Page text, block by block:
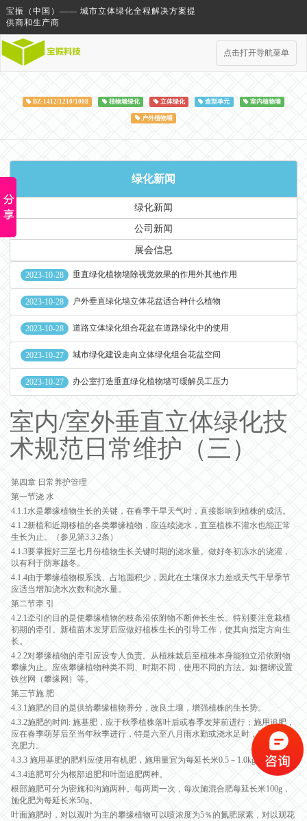
宝振（中国）—— 城市立体绿化全程解决方案提
供商和生产商
点击打开导航菜单
BZ-1412/1210/1008 植物墙绿化 立体绿化 造型单元 室内植物墙
户外植物墙
绿化新闻
绿化新闻
公司新闻
展会信息
2023-10-28 垂直绿化植物墙除视觉效果的作用外其他作用
2023-10-28 户外垂直绿化墙立体花盆适合种什么植物
2023-10-28 道路立体绿化组合花盆在道路绿化中的使用
2023-10-27 城市绿化建设走向立体绿化组合花盆空间
2023-10-27 办公室打造垂直绿化植物墙可缓解员工压力
室内/室外垂直立体绿化技
术规范日常维护（三）
第四章 日常养护管理
第一节浇 水
4.1.1水是攀缘植物生长的关键，在春季干旱天气时，直接影响到植株的成活。
4.1.2新植和近期移植的各类攀缘植物，应连续浇水，直至植株不灌水也能正常
生长为止。（参见第3.3.2条）
4.1.3要掌握好三至七月份植物生长关键时期的浇水量。做好冬初冻水的浇灌，
以有利于防寒越冬。
4.1.4由于攀缘植物根系浅、占地面积少，因此在土壤保水力差或天气干旱季节
应适当增加浇水次数和浇水量。
第二节牵 引
4.2.1牵引的目的是使攀缘植物的枝条沿依附物不断伸长生长。特别要注意栽植
初期的牵引。新植苗木发芽后应做好植株生长的引导工作，使其向指定方向生
长。
4.2.2对攀缘植物的牵引应设专人负责。从植株栽后至植株本身能独立沿依附物
攀缘为止。应依攀缘植物种类不同、时期不同，使用不同的方法。如:捆绑设置
铁丝网（攀缘网）等。
第三节施 肥
4.3.1施肥的目的是供给攀缘植物养分，改良土壤，增强植株的生长势。
4.3.2施肥的时间: 施基肥，应于秋季植株落叶后或春季发芽前进行；施用追肥，
应在春季萌芽后至当年秋季进行，特是六至八月雨水勤或浇水足时，应及时补
充肥力。
4.3.3 施用基肥的肥料应使用有机肥，施用量宜为每延长米0.5－1.0kg。
4.3.4追肥可分为根部追肥和叶面追肥两种。
根部施肥可分为密施和沟施两种。每两周一次，每次施混合肥每延长米100g，
施化肥为每延长米50g。
叶面施肥时，对以观叶为主的攀缘植物可以喷浓度为5％的氮肥尿素，对以观花